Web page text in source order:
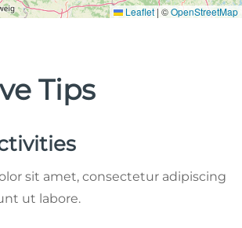
Leaflet |©OpenStreetMap
Tips
sit amet, consectetur adipiscing
ut labore.